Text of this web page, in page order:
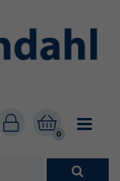


0
